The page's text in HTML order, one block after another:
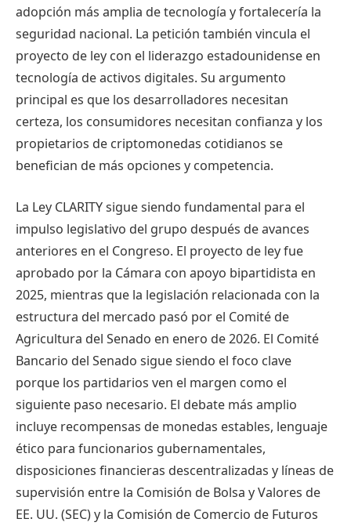
adopción más amplia de tecnología y fortalecería la
seguridad nacional. La petición también vincula el
proyecto de ley con el liderazgo estadounidense en
tecnología de activos digitales. Su argumento
principal es que los desarrolladores necesitan
certeza, los consumidores necesitan confianza y los
propietarios de criptomonedas cotidianos se
benefician de más opciones y competencia.
La Ley CLARITY sigue siendo fundamental para el
impulso legislativo del grupo después de avances
anteriores en el Congreso. El proyecto de ley fue
aprobado por la Cámara con apoyo bipartidista en
2025, mientras que la legislación relacionada con la
estructura del mercado pasó por el Comité de
Agricultura del Senado en enero de 2026. El Comité
Bancario del Senado sigue siendo el foco clave
porque los partidarios ven el margen como el
siguiente paso necesario. El debate más amplio
incluye recompensas de monedas estables, lenguaje
ético para funcionarios gubernamentales,
disposiciones financieras descentralizadas y líneas de
supervisión entre la Comisión de Bolsa y Valores de
EE. UU. (SEC) y la Comisión de Comercio de Futuros